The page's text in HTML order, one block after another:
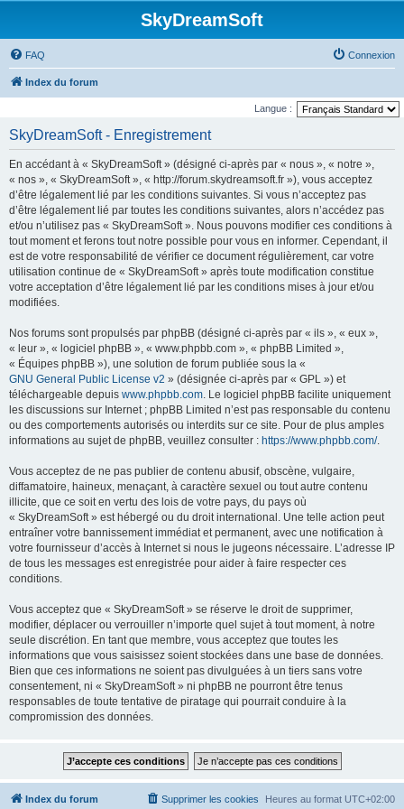
SkyDreamSoft
FAQ Connexion
Index du forum
Langue :
SkyDreamSoft - Enregistrement
En accédant à « SkyDreamSoft » (désigné ci-après par « nous », « notre »,
« nos », « SkyDreamSoft », « http://forum.skydreamsoft.fr »), vous acceptez
d’être légalement lié par les conditions suivantes. Si vous n’acceptez pas
d’être légalement lié par toutes les conditions suivantes, alors n’accédez pas
et/ou n’utilisez pas « SkyDreamSoft ». Nous pouvons modifier ces conditions à
tout moment et ferons tout notre possible pour vous en informer. Cependant, il
est de votre responsabilité de vérifier ce document régulièrement, car votre
utilisation continue de « SkyDreamSoft » après toute modification constitue
votre acceptation d’être légalement lié par les conditions mises à jour et/ou
modifiées.
Nos forums sont propulsés par phpBB (désigné ci-après par « ils », « eux »,
« leur », « logiciel phpBB », « www.phpbb.com », « phpBB Limited »,
« Équipes phpBB »), une solution de forum publiée sous la «
GNU General Public License v2 » (désignée ci-après par « GPL ») et
téléchargeable depuis www.phpbb.com. Le logiciel phpBB facilite uniquement
les discussions sur Internet ; phpBB Limited n’est pas responsable du contenu
ou des comportements autorisés ou interdits sur ce site. Pour de plus amples
informations au sujet de phpBB, veuillez consulter : https://www.phpbb.com/.
Vous acceptez de ne pas publier de contenu abusif, obscène, vulgaire,
diffamatoire, haineux, menaçant, à caractère sexuel ou tout autre contenu
illicite, que ce soit en vertu des lois de votre pays, du pays où
« SkyDreamSoft » est hébergé ou du droit international. Une telle action peut
entraîner votre bannissement immédiat et permanent, avec une notification à
votre fournisseur d’accès à Internet si nous le jugeons nécessaire. L’adresse IP
de tous les messages est enregistrée pour aider à faire respecter ces
conditions.
Vous acceptez que « SkyDreamSoft » se réserve le droit de supprimer,
modifier, déplacer ou verrouiller n’importe quel sujet à tout moment, à notre
seule discrétion. En tant que membre, vous acceptez que toutes les
informations que vous saisissez soient stockées dans une base de données.
Bien que ces informations ne soient pas divulguées à un tiers sans votre
consentement, ni « SkyDreamSoft » ni phpBB ne pourront être tenus
responsables de toute tentative de piratage qui pourrait conduire à la
compromission des données.
Index du forum Heures au format UTC+02:00
Supprimer les cookies